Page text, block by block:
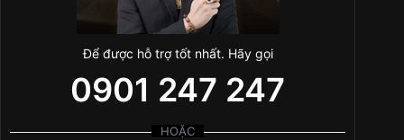
Để được hỗ trợ tốt nhất. Hãy gọi
0901 247 247
HOẶC